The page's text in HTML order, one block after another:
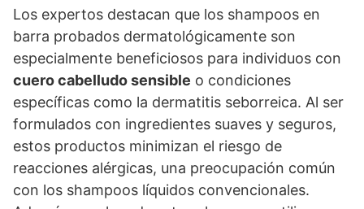
Los expertos destacan que los shampoos en
barra probados dermatológicamente son
especialmente beneficiosos para individuos con
cuero cabelludo sensible o condiciones
específicas como la dermatitis seborreica. Al ser
formulados con ingredientes suaves y seguros,
estos productos minimizan el riesgo de
reacciones alérgicas, una preocupación común
con los shampoos líquidos convencionales.